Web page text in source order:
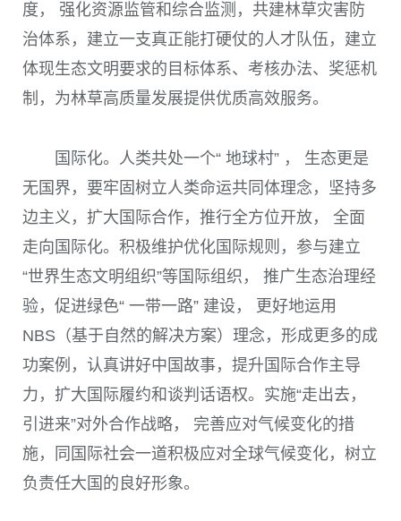
度， 强化资源监管和综合监测，共建林草灾害防
治体系，建立一支真正能打硬仗的人才队伍，建立
体现生态文明要求的目标体系、考核办法、奖惩机
制，为林草高质量发展提供优质高效服务。
国际化。人类共处一个“ 地球村” ， 生态更是
无国界，要牢固树立人类命运共同体理念，坚持多
边主义，扩大国际合作，推行全方位开放， 全面
走向国际化。积极维护优化国际规则，参与建立
“世界生态文明组织”等国际组织， 推广生态治理经
验，促进绿色“ 一带一路” 建设， 更好地运用
NBS （基于自然的解决方案）理念，形成更多的成
功案例，认真讲好中国故事，提升国际合作主导
力，扩大国际履约和谈判话语权。实施“走出去，
引进来”对外合作战略， 完善应对气候变化的措
施，同国际社会一道积极应对全球气候变化，树立
负责任大国的良好形象。